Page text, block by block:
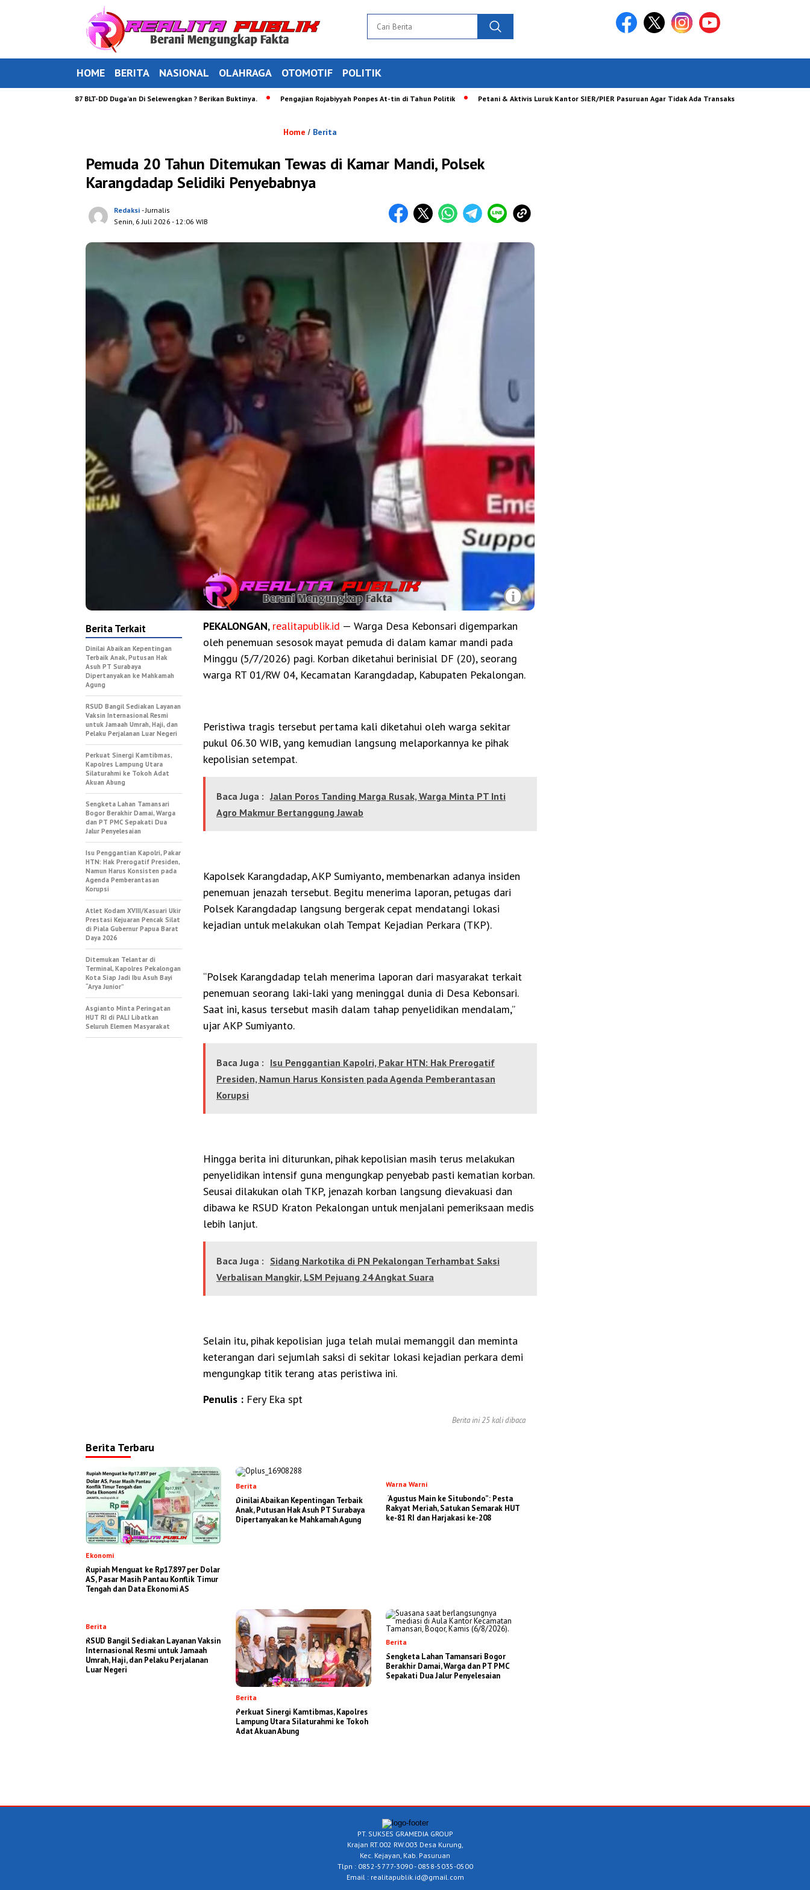
HOME BERITA NASIONAL OLAHRAGA OTOMOTIF POLITIK
Bantuan 87 BLT-DD Duga’an Di Selewengkan ? Berikan Buktinya. Pengajian Rojabiyyah Ponpes At-tin di Tahun Politik Petani & Aktivis Luruk Kantor SIER/PIER Pasuruan Agar Tidak Ada Transaksi Jual Beli Tanah Yang
Home / Berita
Pemuda 20 Tahun Ditemukan Tewas di Kamar Mandi, Polsek
Karangdadap Selidiki Penyebabnya
Redaksi - Jurnalis
Senin, 6 Juli 2026 - 12:06 WIB
i
PEKALONGAN, realitapublik.id — Warga Desa Kebonsari digemparkan
oleh penemuan sesosok mayat pemuda di dalam kamar mandi pada
Minggu (5/7/2026) pagi. Korban diketahui berinisial DF (20), seorang
warga RT 01/RW 04, Kecamatan Karangdadap, Kabupaten Pekalongan.
Peristiwa tragis tersebut pertama kali diketahui oleh warga sekitar
pukul 06.30 WIB, yang kemudian langsung melaporkannya ke pihak
kepolisian setempat.
Baca Juga : Jalan Poros Tanding Marga Rusak, Warga Minta PT Inti
Agro Makmur Bertanggung Jawab
Kapolsek Karangdadap, AKP Sumiyanto, membenarkan adanya insiden
penemuan jenazah tersebut. Begitu menerima laporan, petugas dari
Polsek Karangdadap langsung bergerak cepat mendatangi lokasi
kejadian untuk melakukan olah Tempat Kejadian Perkara (TKP).
“Polsek Karangdadap telah menerima laporan dari masyarakat terkait
penemuan seorang laki-laki yang meninggal dunia di Desa Kebonsari.
Saat ini, kasus tersebut masih dalam tahap penyelidikan mendalam,”
ujar AKP Sumiyanto.
Baca Juga : Isu Penggantian Kapolri, Pakar HTN: Hak Prerogatif
Presiden, Namun Harus Konsisten pada Agenda Pemberantasan
Korupsi
Hingga berita ini diturunkan, pihak kepolisian masih terus melakukan
penyelidikan intensif guna mengungkap penyebab pasti kematian korban.
Seusai dilakukan olah TKP, jenazah korban langsung dievakuasi dan
dibawa ke RSUD Kraton Pekalongan untuk menjalani pemeriksaan medis
lebih lanjut.
Baca Juga : Sidang Narkotika di PN Pekalongan Terhambat Saksi
Verbalisan Mangkir, LSM Pejuang 24 Angkat Suara
Selain itu, pihak kepolisian juga telah mulai memanggil dan meminta
keterangan dari sejumlah saksi di sekitar lokasi kejadian perkara demi
mengungkap titik terang atas peristiwa ini.
Penulis : Fery Eka spt
Berita Terkait
Dinilai Abaikan Kepentingan
Terbaik Anak, Putusan Hak
Asuh PT Surabaya
Dipertanyakan ke Mahkamah
Agung
RSUD Bangil Sediakan Layanan
Vaksin Internasional Resmi
untuk Jamaah Umrah, Haji, dan
Pelaku Perjalanan Luar Negeri
Perkuat Sinergi Kamtibmas,
Kapolres Lampung Utara
Silaturahmi ke Tokoh Adat
Akuan Abung
Sengketa Lahan Tamansari
Bogor Berakhir Damai, Warga
dan PT PMC Sepakati Dua
Jalur Penyelesaian
Isu Penggantian Kapolri, Pakar
HTN: Hak Prerogatif Presiden,
Namun Harus Konsisten pada
Agenda Pemberantasan
Korupsi
Atlet Kodam XVIII/Kasuari Ukir
Prestasi Kejuaran Pencak Silat
di Piala Gubernur Papua Barat
Daya 2026
Ditemukan Telantar di
Terminal, Kapolres Pekalongan
Kota Siap Jadi Ibu Asuh Bayi
“Arya Junior”
Asgianto Minta Peringatan
HUT RI di PALI Libatkan
Seluruh Elemen Masyarakat
Berita ini 25 kali dibaca
Berita Terbaru
Ekonomi
Rupiah Menguat ke Rp17.897 per Dolar
AS, Pasar Masih Pantau Konflik Timur
Tengah dan Data Ekonomi AS
Berita
Dinilai Abaikan Kepentingan Terbaik
Anak, Putusan Hak Asuh PT Surabaya
Dipertanyakan ke Mahkamah Agung
Warna Warni
“Agustus Main ke Situbondo”: Pesta
Rakyat Meriah, Satukan Semarak HUT
ke-81 RI dan Harjakasi ke-208
Berita
RSUD Bangil Sediakan Layanan Vaksin
Internasional Resmi untuk Jamaah
Umrah, Haji, dan Pelaku Perjalanan
Luar Negeri
Berita
Perkuat Sinergi Kamtibmas, Kapolres
Lampung Utara Silaturahmi ke Tokoh
Adat Akuan Abung
Berita
Sengketa Lahan Tamansari Bogor
Berakhir Damai, Warga dan PT PMC
Sepakati Dua Jalur Penyelesaian
PT. SUKSES GRAMEDIA GROUP
Krajan RT.002 RW.003 Desa Kurung,
Kec. Kejayan, Kab. Pasuruan
Tlpn : 0852-5777-3090 - 0858-5035-0500
Email : realitapublik.id@gmail.com